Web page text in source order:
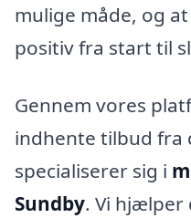
mulige måde, og
positiv fra start til
Gennem vores
indhente tilbud fra
specialiserer sig i
Sundby. Vi hjælper